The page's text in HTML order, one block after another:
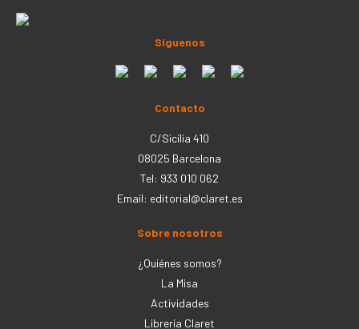
Síguenos
Contacto
C/Sicília 410
08025 Barcelona
Tel: 933 010 062
Email: editorial@claret.es
Sobre nosotros
¿Quiénes somos?
La Misa
Actividades
Librería Claret